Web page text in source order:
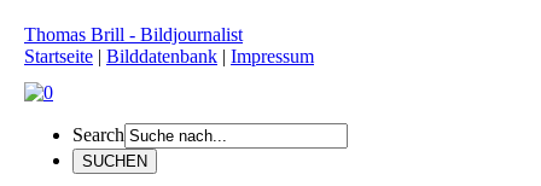
Thomas Brill - Bildjournalist
Startseite | Bilddatenbank | Impressum
Search